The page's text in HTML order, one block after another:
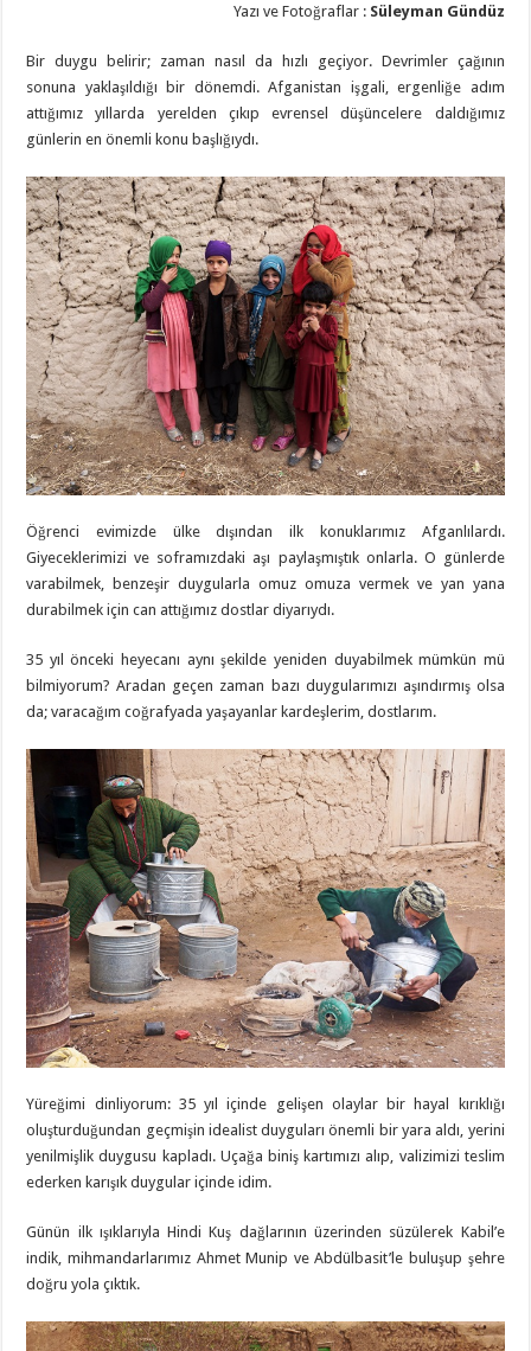
Yazı ve Fotoğraflar : Süleyman Gündüz
Bir duygu belirir; zaman nasıl da hızlı geçiyor. Devrimler çağının
sonuna yaklaşıldığı bir dönemdi. Afganistan işgali, ergenliğe adım
attığımız yıllarda yerelden çıkıp evrensel düşüncelere daldığımız
günlerin en önemli konu başlığıydı.
Öğrenci evimizde ülke dışından ilk konuklarımız Afganlılardı.
Giyeceklerimizi ve soframızdaki aşı paylaşmıştık onlarla. O günlerde
varabilmek, benzeşir duygularla omuz omuza vermek ve yan yana
durabilmek için can attığımız dostlar diyarıydı.
35 yıl önceki heyecanı aynı şekilde yeniden duyabilmek mümkün mü
bilmiyorum? Aradan geçen zaman bazı duygularımızı aşındırmış olsa
da; varacağım coğrafyada yaşayanlar kardeşlerim, dostlarım.
Yüreğimi dinliyorum: 35 yıl içinde gelişen olaylar bir hayal kırıklığı
oluşturduğundan geçmişin idealist duyguları önemli bir yara aldı, yerini
yenilmişlik duygusu kapladı. Uçağa biniş kartımızı alıp, valizimizi teslim
ederken karışık duygular içinde idim.
Günün ilk ışıklarıyla Hindi Kuş dağlarının üzerinden süzülerek Kabil’e
indik, mihmandarlarımız Ahmet Munip ve Abdülbasit’le buluşup şehre
doğru yola çıktık.